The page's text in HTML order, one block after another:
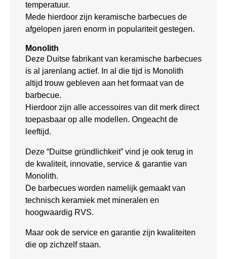
temperatuur.
Mede hierdoor zijn keramische barbecues de
afgelopen jaren enorm in populariteit gestegen.
Monolith
Deze Duitse fabrikant van keramische barbecues
is al jarenlang actief. In al die tijd is Monolith
altijd trouw gebleven aan het formaat van de
barbecue.
Hierdoor zijn alle accessoires van dit merk direct
toepasbaar op alle modellen. Ongeacht de
leeftijd.
Deze “Duitse gründlichkeit” vind je ook terug in
de kwaliteit, innovatie, service & garantie van
Monolith.
De barbecues worden namelijk gemaakt van
technisch keramiek met mineralen en
hoogwaardig RVS.
Maar ook de service en garantie zijn kwaliteiten
die op zichzelf staan.